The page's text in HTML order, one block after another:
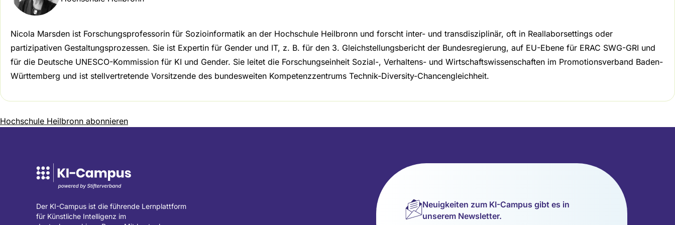
Nicola Marsden ist Forschungsprofessorin für Sozioinformatik an der Hochschule Heilbronn und forscht inter- und transdisziplinär, oft in Reallaborsettings oder
partizipativen Gestaltungsprozessen. Sie ist Expertin für Gender und IT, z. B. für den 3. Gleichstellungsbericht der Bundesregierung, auf EU-Ebene für ERAC SWG-GRI und
für die Deutsche UNESCO-Kommission für KI und Gender. Sie leitet die Forschungseinheit Sozial-, Verhaltens- und Wirtschaftswissenschaften im Promotionsverband Baden-
Württemberg und ist stellvertretende Vorsitzende des bundesweiten Kompetenzzentrums Technik-Diversity-Chancengleichheit.
Seitennummerierung
Hochschule Heilbronn abonnieren
Der KI-Campus ist die führende Lernplattform
für Künstliche Intelligenz im
Neuigkeiten zum KI-Campus gibt es in
unserem Newsletter.